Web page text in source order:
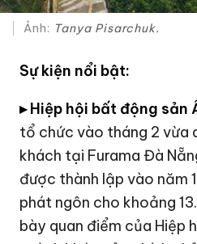
Ảnh: Tanya Pisarchuk.
Sự kiện nổi bật:
▸ Hiệp hội bất động sản
tổ chức vào tháng 2 vừa
khách tại Furama Đà
được thành lập vào năm
phát ngôn cho khoảng
bày quan điểm của Hiệp